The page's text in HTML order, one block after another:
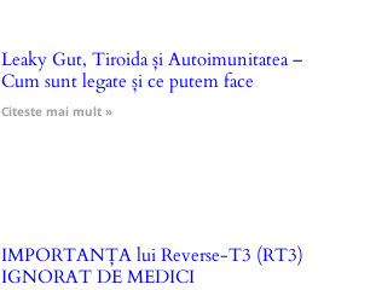
Leaky Gut, Tiroida și Autoimunitatea –
Cum sunt legate și ce putem face
Citeste mai mult »
IMPORTANȚA lui Reverse-T3 (RT3)
IGNORAT DE MEDICI